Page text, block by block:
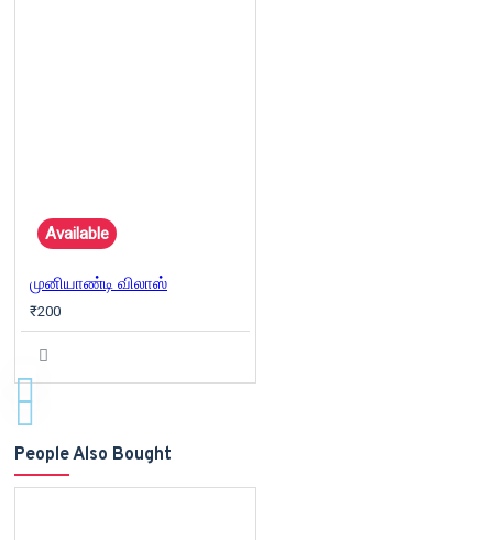
Available
முனியாண்டி விலாஸ்
₹200
People Also Bought